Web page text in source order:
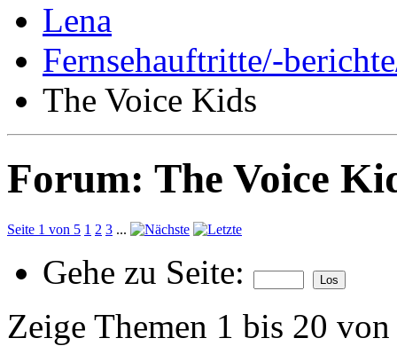
Lena
Fernsehauftritte/-
The Voice Kids
Forum: The Voice
Seite 1 von 5 1 2 3 ...
Gehe zu Seite:
Zeige Themen 1 bis 20